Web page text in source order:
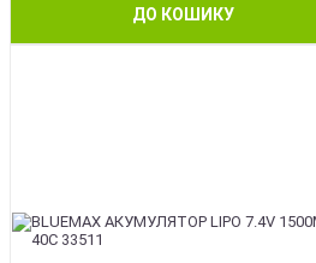
ДО КОШИКУ